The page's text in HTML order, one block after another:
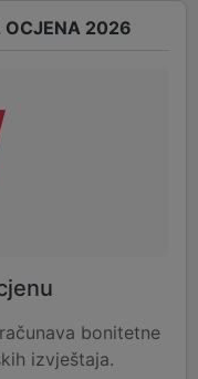
OCJENA 2026
bonitetne
izvještaja.